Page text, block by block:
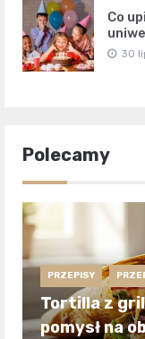
Co
30
Polecamy
PRZEPISY
Tortilla z
pomysł na